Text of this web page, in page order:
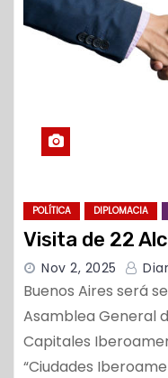
POLÍTICA DIPLOMACIA
Visita de 22
Nov 2, 2025
Buenos Aires será
Asamblea General
Capitales
“Ciudades